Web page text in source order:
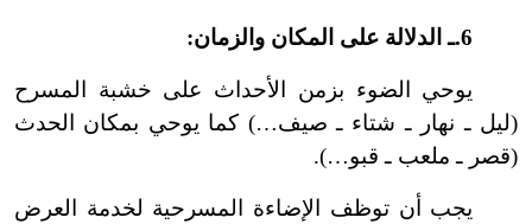
6.ـ الدلالة على المكان والزمان:
يوحي الضوء بزمن الأحداث على خشبة المسرح
(ليل ـ نهار ـ شتاء ـ صيف…) كما يوحي بمكان الحدث
(قصر ـ ملعب ـ قبو…).
يجب أن توظف الإضاءة المسرحية لخدمة العرض